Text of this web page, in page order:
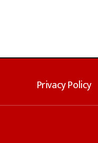
Privacy Policy